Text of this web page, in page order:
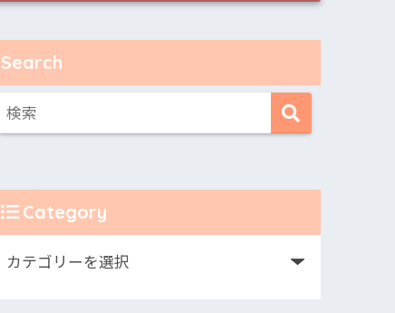
Search
Category